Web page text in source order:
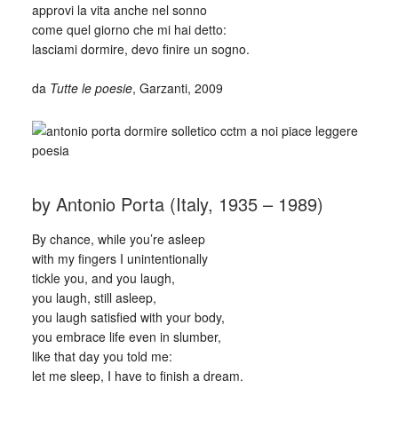
approvi la vita anche nel sonno
come quel giorno che mi hai detto:
lasciami dormire, devo finire un sogno.
da Tutte le poesie, Garzanti, 2009
by Antonio Porta (Italy, 1935 – 1989)
By chance, while you’re asleep
with my fingers I unintentionally
tickle you, and you laugh,
you laugh, still asleep,
you laugh satisfied with your body,
you embrace life even in slumber,
like that day you told me:
let me sleep, I have to finish a dream.